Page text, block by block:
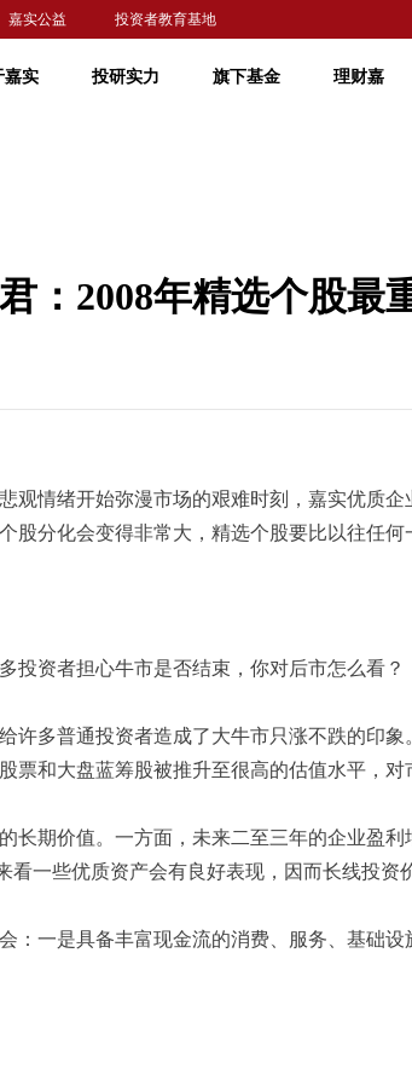
嘉实公益 投资者教育基地
嘉实 投研实力 旗下基金 理财嘉
：2008年精选个股最
观情绪开始弥漫市场的艰难时刻，嘉实优质
股分化会变得非常大，精选个股要比以往任何
资者担心牛市是否结束，你对后市怎么看？
多普通投资者造成了大牛市只涨不跌的印象
票和大盘蓝筹股被推升至很高的估值水平，
期价值。一方面，未来二至三年的企业盈利
一些优质资产会有良好表现，因而长线投资
一是具备丰富现金流的消费、服务、基础设